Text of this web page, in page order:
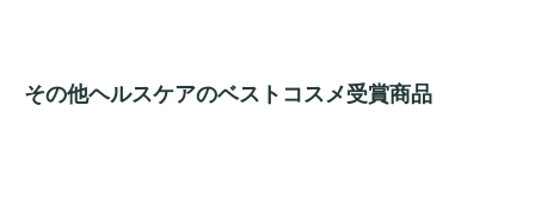
その他ヘルスケアのベストコスメ受賞商品